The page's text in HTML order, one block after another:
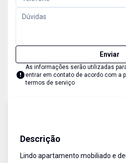
Enviar
As informações serão utilizadas
entrar em contato de acordo com a
termos de serviço
Descrição
Lindo apartamento mobiliado e